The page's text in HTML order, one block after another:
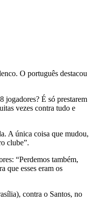
O português destacou
jogadores? É só prestarem
vezes contra tudo e
A única coisa que mudou,
clube”.
“Perdemos também,
que esses eram os
contra o Santos, no